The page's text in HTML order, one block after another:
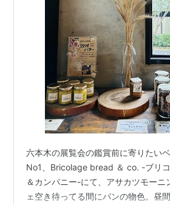
六本木の展覧会の鑑賞前に寄りたい
No1、Bricolage bread ＆ co. -ブリ
＆カンパニー-にて、アサカツモーニ
ェ空き待ってる間にパンの物色。昼